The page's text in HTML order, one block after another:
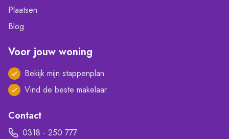
Plaatsen
Blog
Voor jouw woning
Bekijk mijn stappenplan
Vind de beste makelaar
Contact
0318 - 250 777